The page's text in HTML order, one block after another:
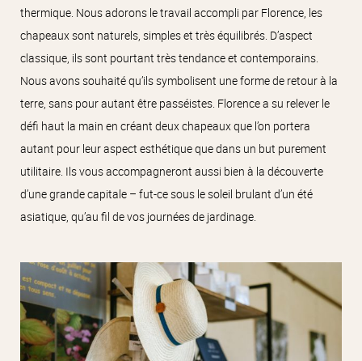
thermique. Nous adorons le travail accompli par Florence, les
chapeaux sont naturels, simples et très équilibrés. D’aspect
classique, ils sont pourtant très tendance et contemporains.
Nous avons souhaité qu’ils symbolisent une forme de retour à la
terre, sans pour autant être passéistes. Florence a su relever le
défi haut la main en créant deux chapeaux que l’on portera
autant pour leur aspect esthétique que dans un but purement
utilitaire. Ils vous accompagneront aussi bien à la découverte
d’une grande capitale – fut-ce sous le soleil brulant d’un été
asiatique, qu’au fil de vos journées de jardinage.